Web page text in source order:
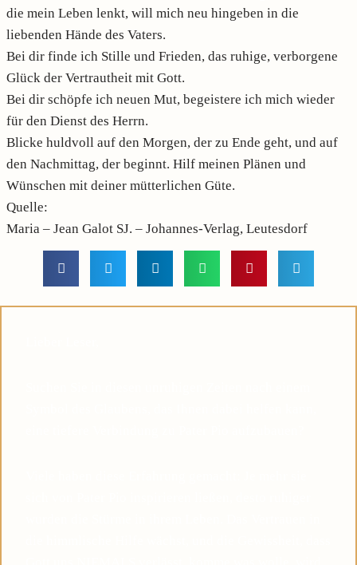
die mein Leben lenkt, will mich neu hingeben in die
liebenden Hände des Vaters.
Bei dir finde ich Stille und Frieden, das ruhige, verborgene
Glück der Vertrautheit mit Gott.
Bei dir schöpfe ich neuen Mut, begeistere ich mich wieder
für den Dienst des Herrn.
Blicke huldvoll auf den Morgen, der zu Ende geht, und auf
den Nachmittag, der beginnt. Hilf meinen Plänen und
Wünschen mit deiner mütterlichen Güte.
Quelle:
Maria – Jean Galot SJ. – Johannes-Verlag, Leutesdorf